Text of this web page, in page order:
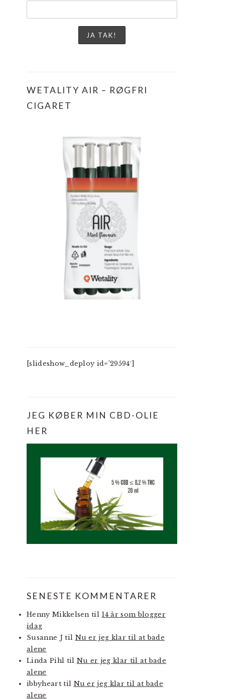
WETALITY AIR – RØGFRI
CIGARET
[slideshow_deploy id=’29594′]
JEG KØBER MIN CBD-OLIE
HER
SENESTE KOMMENTARER
Henny Mikkelsen til 14 år som blogger
idag
Susanne Jtil Nu er jeg klar til at bade
alene
Linda Pihl til Nu er jeg klar til at bade
alene
ibbyhearttil Nu er jeg klar til at bade
alene